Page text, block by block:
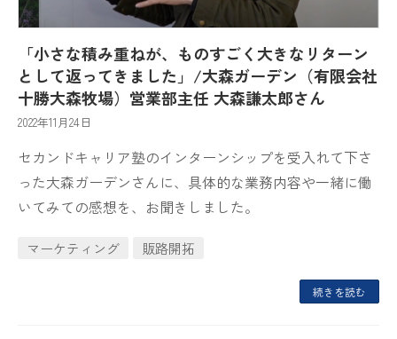
「小さな積み重ねが、ものすごく大きなリターン
として返ってきました」/大森ガーデン（有限会社
十勝大森牧場）営業部主任 大森謙太郎さん
2022年11月24日
セカンドキャリア塾のインターンシップを受入れて下さ
った大森ガーデンさんに、具体的な業務内容や一緒に働
いてみての感想を、お聞きしました。
マーケティング 販路開拓
続きを読む